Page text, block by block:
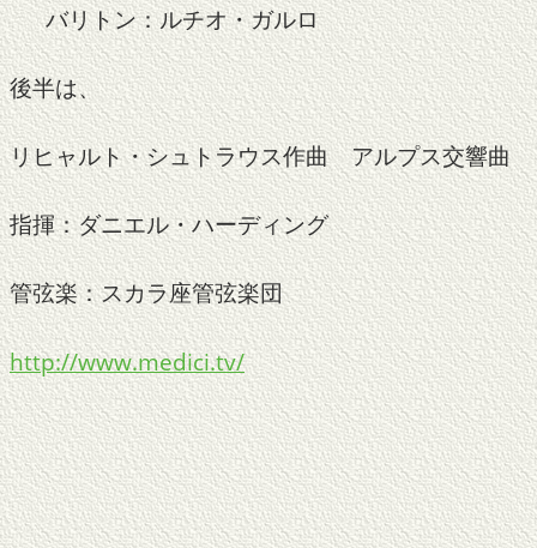
バリトン：ルチオ・ガルロ
後半は、
リヒャルト・シュトラウス作曲 アルプス交響曲
指揮：ダニエル・ハーディング
管弦楽：スカラ座管弦楽団
http://www.medici.tv/